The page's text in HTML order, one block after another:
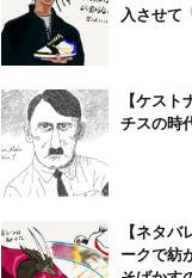
入させて
【ケス
チスの時
【ネタ
ークで紡